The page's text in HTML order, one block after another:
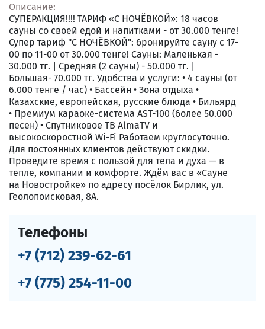
Описание:
СУПЕРАКЦИЯ!!!! ТАРИФ «C НОЧЁВКОЙ»: 18 часов
сауны со своей едой и напитками - от 30.000 тенге!
Супер тариф "С НОЧЁВКОЙ": бронируйте сауну с 17-
00 по 11-00 от 30.000 тенге! Сауны: Маленькая -
30.000 тг. | Средняя (2 сауны) - 50.000 тг. |
Большая- 70.000 тг. Удобства и услуги: • 4 сауны (от
6.000 тенге / час) • Бассейн • Зона отдыха •
Казахские, европейская, русские блюда • Бильярд
• Премиум караоке-система AST-100 (более 50.000
песен) • Спутниковое ТВ AlmaTV и
высокоскоростной Wi-Fi Работаем круглосуточно.
Для постоянных клиентов действуют скидки.
Проведите время с пользой для тела и духа — в
тепле, компании и комфорте. Ждём вас в «Сауне
на Новостройке» по адресу посёлок Бирлик, ул.
Геолопоисковая, 8А.
Телефоны
+7 (712) 239-62-61
+7 (775) 254-11-00